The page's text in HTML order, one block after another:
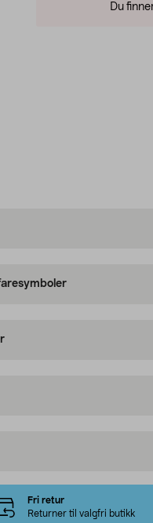
Du
Fri retur
Returner til valgfri butikk